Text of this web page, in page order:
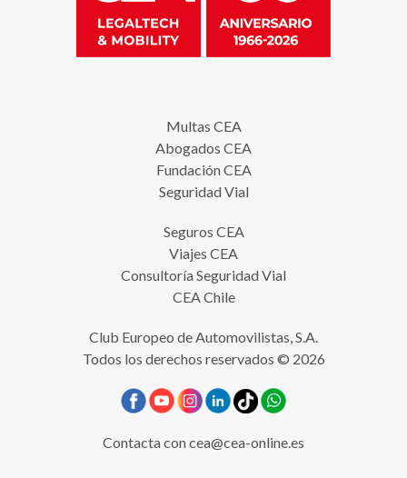
Multas CEA
Abogados CEA
Fundación CEA
Seguridad Vial
Seguros CEA
Viajes CEA
Consultoría Seguridad Vial
CEA Chile
Club Europeo de Automovilistas, S.A.
Todos los derechos reservados © 2026
Contacta concea@cea-online.es